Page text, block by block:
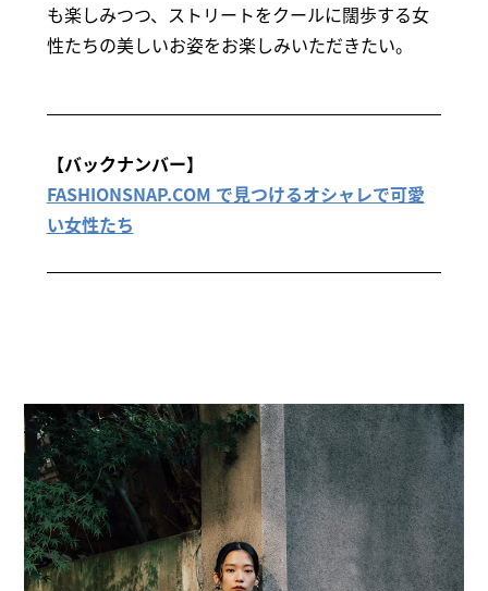
も楽しみつつ、ストリートをクールに闊歩する女
性たちの美しいお姿をお楽しみいただきたい。
【バックナンバー】
FASHIONSNAP.COM で見つけるオシャレで可愛
い女性たち